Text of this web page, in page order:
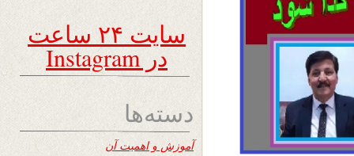
سایت ۲۴ ساعت
در Instagram
دسته‌ها
آموزش و اهمیت آن